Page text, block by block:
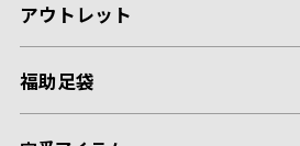
アウトレット
福助足袋